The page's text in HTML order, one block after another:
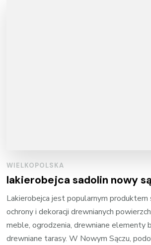
WIELKOPOLSKA
lakierobejca sadolin nowy
Lakierobejca jest popularnym
ochrony i dekoracji drewnianych
meble, ogrodzenia, drewniane elementy
drewniane tarasy. W Nowym Sączu,